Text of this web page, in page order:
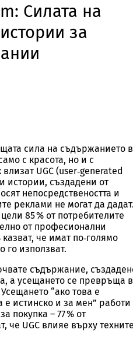
Силата на
за
сила на съдържанието в
с красота, но и с
UGC (user‑generated
истории, създадени от
непосредствеността и
реклами не могат да
85 % от потребителите
от професионални
че имат по‑голямо
го използват.
съдържание,
а усещането се превръща в
“ако това е
е истинско и за мен” работи
покупка – 77 % от
че UGC влияе върху